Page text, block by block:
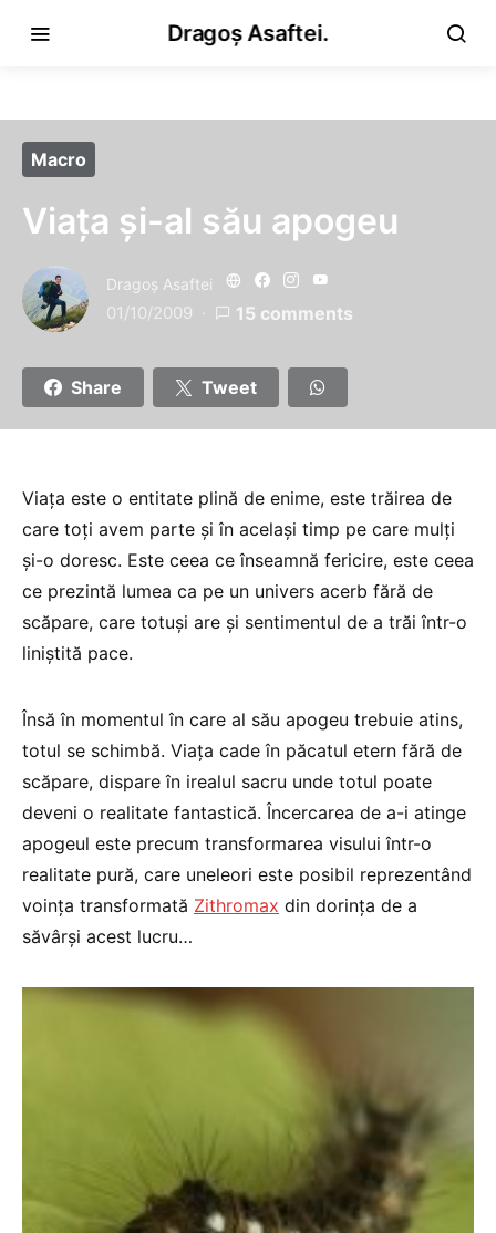
Dragoș Asaftei.
Macro
Viaţa şi-al său apogeu
Dragoş Asaftei
01/10/2009 15 comments
Share Tweet
Viaţa este o entitate plină de enime, este trăirea de
care toţi avem parte şi în acelaşi timp pe care mulţi
şi-o doresc. Este ceea ce înseamnă fericire, este ceea
ce prezintă lumea ca pe un univers acerb fără de
scăpare, care totuşi are şi sentimentul de a trăi într-o
liniştită pace.
Însă în momentul în care al său apogeu trebuie atins,
totul se schimbă. Viaţa cade în păcatul etern fără de
scăpare, dispare în irealul sacru unde totul poate
deveni o realitate fantastică. Încercarea de a-i atinge
apogeul este precum transformarea visului într-o
realitate pură, care uneleori este posibil reprezentând
voinţa transformată Zithromax din dorinţa de a
săvârşi acest lucru…